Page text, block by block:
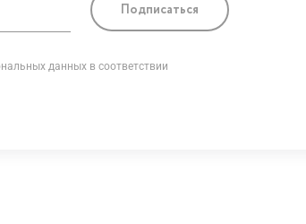
Подписаться
данных в соответствии